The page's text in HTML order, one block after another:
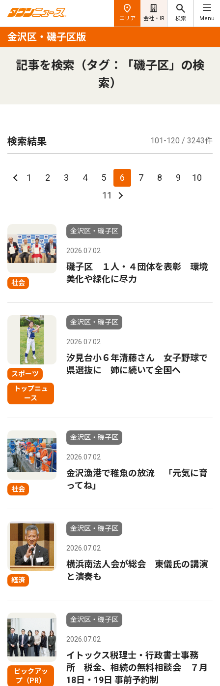
エリア 会社・IR 検索 Menu
金沢区・磯子区版
記事を検索（タグ：「磯子区」の検
索）
検索結果 101-120 / 3243件
1 2 3 4 5 6 7 8 9
10
11
社会
金沢区・磯子区
2026.07.02
磯子区 １人・４団体を表彰 環境
美化や緑化に尽力
スポーツ
トップニュ
ース
金沢区・磯子区
2026.07.02
汐見台小６年清藤さん 女子野球で
県選抜に 姉に続いて全国へ
社会
金沢区・磯子区
2026.07.02
金沢漁港で稚魚の放流 「元気に育
ってね」
経済
金沢区・磯子区
2026.07.02
横浜南法人会が総会 東儀氏の講演
と演奏も
ピックアッ
プ（PR）
金沢区・磯子区
2026.07.02
イトックス税理士・行政書士事務
所 税金、相続の無料相談会 ７月
18日・19日 事前予約制